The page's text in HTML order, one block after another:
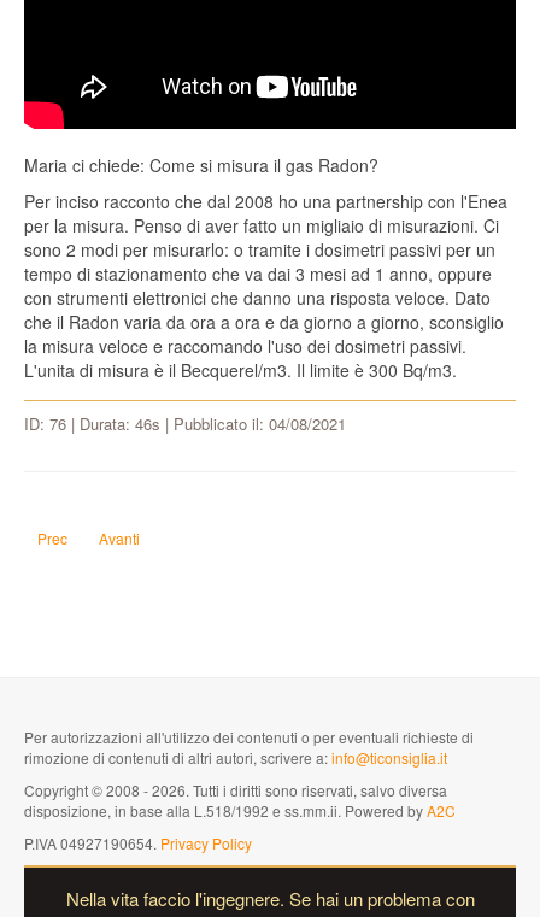
Maria ci chiede: Come si misura il gas Radon?
Per inciso racconto che dal 2008 ho una partnership con l'Enea
per la misura. Penso di aver fatto un migliaio di misurazioni. Ci
sono 2 modi per misurarlo: o tramite i dosimetri passivi per un
tempo di stazionamento che va dai 3 mesi ad 1 anno, oppure
con strumenti elettronici che danno una risposta veloce. Dato
che il Radon varia da ora a ora e da giorno a giorno, sconsiglio
la misura veloce e raccomando l'uso dei dosimetri passivi.
L'unita di misura è il Becquerel/m3. Il limite è 300 Bq/m3.
ID: 76 | Durata: 46s | Pubblicato il: 04/08/2021
Articolo precedente: Come fai a sapere tutte queste cose?
Prec Articolo successivo: Perché il gas Radon è pericoloso?
Avanti
Per autorizzazioni all'utilizzo dei contenuti o per eventuali richieste di
rimozione di contenuti di altri autori, scrivere a:info@ticonsiglia.it
Copyright © 2008 - 2026. Tutti i diritti sono riservati, salvo diversa
disposizione, in base alla L.518/1992 e ss.mm.ii. Powered byA2C
P.IVA 04927190654. Privacy Policy
Nella vita faccio l'ingegnere. Se hai un problema con